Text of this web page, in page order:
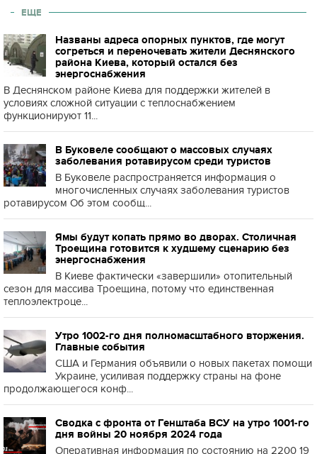
ЕЩЕ
Названы адреса опорных пунктов, где могут
согреться и переночевать жители Деснянского
района Киева, который остался без
энергоснабжения
В Деснянском районе Киева для поддержки жителей в
условиях сложной ситуации с теплоснабжением
функционируют 11...
В Буковеле сообщают о массовых случаях
заболевания ротавирусом среди туристов
В Буковеле распространяется информация о
многочисленных случаях заболевания туристов
ротавирусом Об этом сообщ...
Ямы будут копать прямо во дворах. Столичная
Троещина готовится к худшему сценарию без
энергоснабжения
В Киеве фактически «завершили» отопительный
сезон для массива Троещина, потому что единственная
теплоэлектроце...
Утро 1002-го дня полномасштабного вторжения.
Главные события
США и Германия объявили о новых пакетах помощи
Украине, усиливая поддержку страны на фоне
продолжающегося конф...
Сводка с фронта от Генштаба ВСУ на утро 1001-го
дня войны 20 ноября 2024 года
Оперативная информация по состоянию на 2200 19